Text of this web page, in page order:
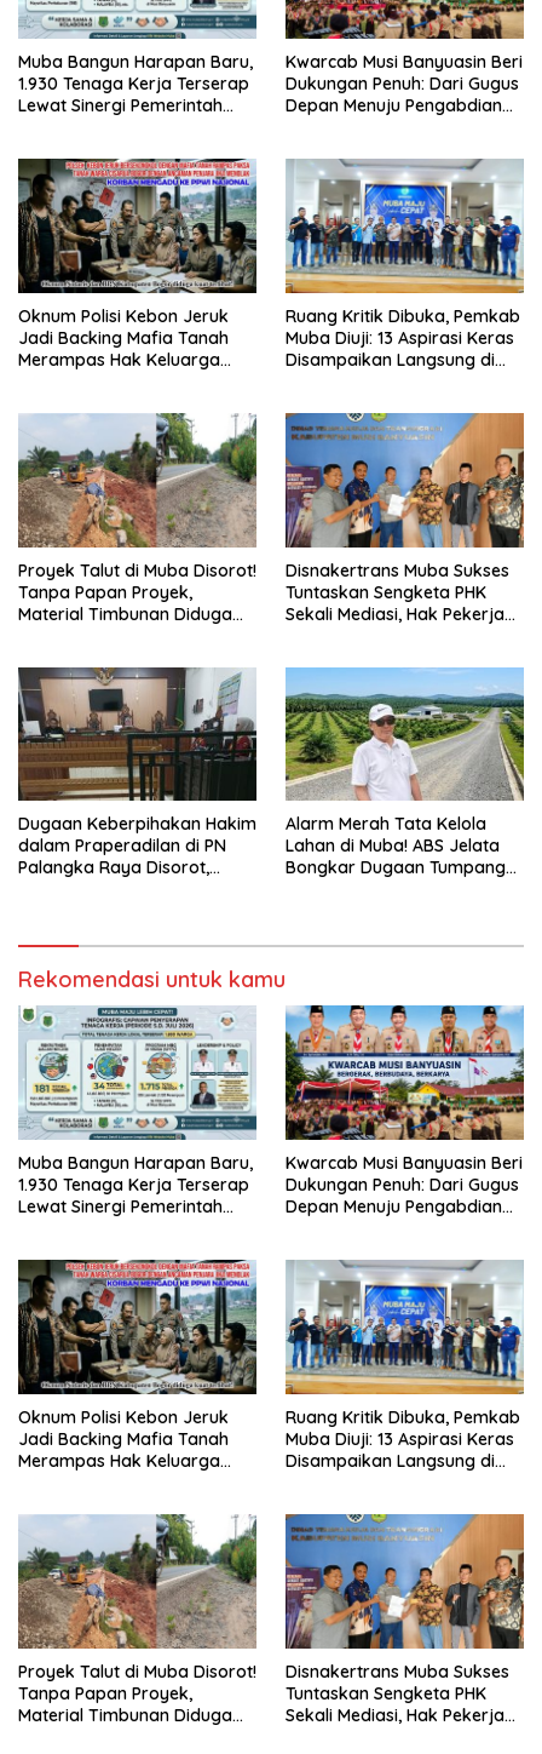
Muba Bangun Harapan Baru,
1.930 Tenaga Kerja Terserap
Lewat Sinergi Pemerintah
Kwarcab Musi Banyuasin Beri
Dukungan Penuh: Dari Gugus
Depan Menuju Pengabdian
Emas Masuk TNI-Polri
Oknum Polisi Kebon Jeruk
Jadi Backing Mafia Tanah
Merampas Hak Keluarga
Ruang Kritik Dibuka, Pemkab
Muba Diuji: 13 Aspirasi Keras
Disampaikan Langsung di
Proyek Talut di Muba Disorot!
Tanpa Papan Proyek,
Material Timbunan Diduga
Disnakertrans Muba Sukses
Tuntaskan Sengketa PHK
Sekali Mediasi, Hak Pekerja
Dugaan Keberpihakan Hakim
dalam Praperadilan di PN
Palangka Raya Disorot,
Alarm Merah Tata Kelola
Lahan di Muba! ABS Jelata
Bongkar Dugaan Tumpang
Rekomendasi untuk kamu
Muba Bangun Harapan Baru,
1.930 Tenaga Kerja Terserap
Lewat Sinergi Pemerintah
Kwarcab Musi Banyuasin Beri
Dukungan Penuh: Dari Gugus
Depan Menuju Pengabdian
Emas Masuk TNI-Polri
Oknum Polisi Kebon Jeruk
Jadi Backing Mafia Tanah
Merampas Hak Keluarga
Ruang Kritik Dibuka, Pemkab
Muba Diuji: 13 Aspirasi Keras
Disampaikan Langsung di
Proyek Talut di Muba Disorot!
Tanpa Papan Proyek,
Material Timbunan Diduga
Disnakertrans Muba Sukses
Tuntaskan Sengketa PHK
Sekali Mediasi, Hak Pekerja